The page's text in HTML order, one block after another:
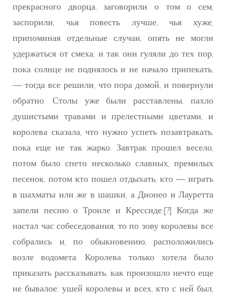
прекрасного дворца, заговорили о том о сем,
заспорили, чья повесть лучше, чья хуже,
припоминая отдельные случаи, опять не могли
удержаться от смеха, и так они гуляли до тех пор,
пока солнце не поднялось и не начало припекать,
— тогда все решили, что пора домой, и повернули
обратно. Столы уже были расставлены, пахло
душистыми травами и прелестными цветами, и
королева сказала, что нужно успеть позавтракать,
пока еще не так жарко. Завтрак прошел весело,
потом было спето несколько славных, премилых
песенок, потом кто пошел отдыхать, кто — играть
в шахматы или же в шашки, а Дионео и Лауретта
запели песню о Троиле и Крессиде.[?] Когда же
настал час собеседования, то по зову королевы все
собрались и, по обыкновению, расположились
возле водомета. Королева только хотела было
приказать рассказывать, как произошло нечто еще
не бывалое: ушей королевы и всех, кто с ней был,